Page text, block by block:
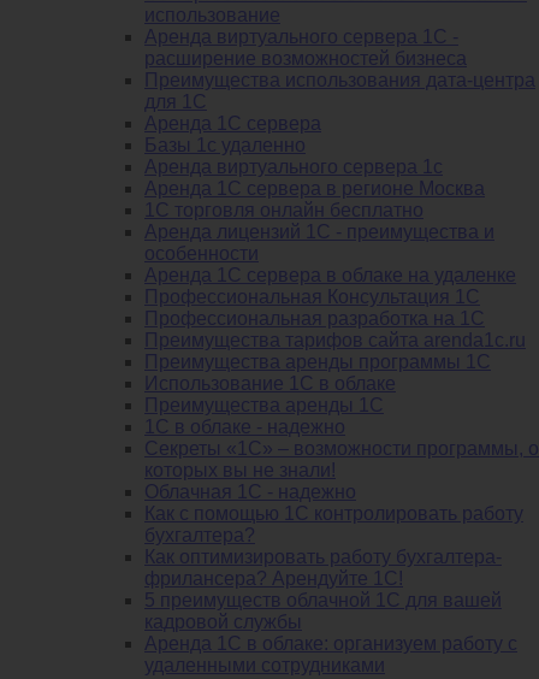
использование
Аренда виртуального сервера 1С -
расширение возможностей бизнеса
Преимущества использования дата-центра
для 1С
Аренда 1С сервера
Базы 1с удаленно
Аренда виртуального сервера 1с
Аренда 1С сервера в регионе Москва
1С торговля онлайн бесплатно
Аренда лицензий 1С - преимущества и
особенности
Аренда 1С сервера в облаке на удаленке
Профессиональная Консультация 1С
Профессиональная разработка на 1С
Преимущества тарифов сайта arenda1c.ru
Преимущества аренды программы 1С
Использование 1С в облаке
Преимущества аренды 1С
1С в облаке - надежно
Секреты «1С» – возможности программы, о
которых вы не знали!
Облачная 1С - надежно
Как с помощью 1С контролировать работу
бухгалтера?
Как оптимизировать работу бухгалтера-
фрилансера? Арендуйте 1С!
5 преимуществ облачной 1С для вашей
кадровой службы
Аренда 1С в облаке: организуем работу с
удаленными сотрудниками